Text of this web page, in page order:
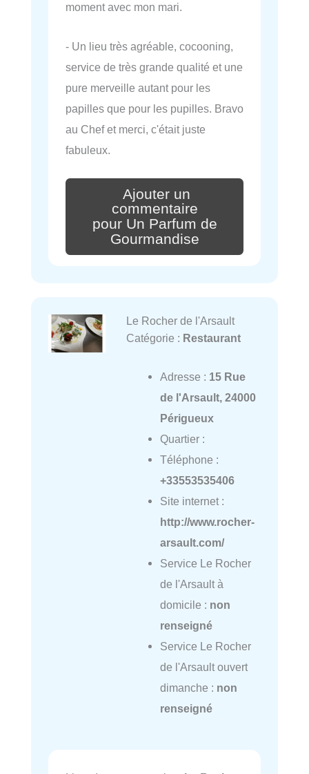
moment avec mon mari.
- Un lieu très agréable, cocooning,
service de très grande qualité et une
pure merveille autant pour les
papilles que pour les pupilles. Bravo
au Chef et merci, c'était juste
fabuleux.
Ajouter un
commentaire
pour Un Parfum de
Gourmandise
Le Rocher de l'Arsault
Catégorie : Restaurant
Adresse : 15 Rue
de l'Arsault, 24000
Périgueux
Quartier :
Téléphone :
+33553535406
Site internet :
http://www.rocher-
arsault.com/
Service Le Rocher
de l'Arsault à
domicile : non
renseigné
Service Le Rocher
de l'Arsault ouvert
dimanche : non
renseigné